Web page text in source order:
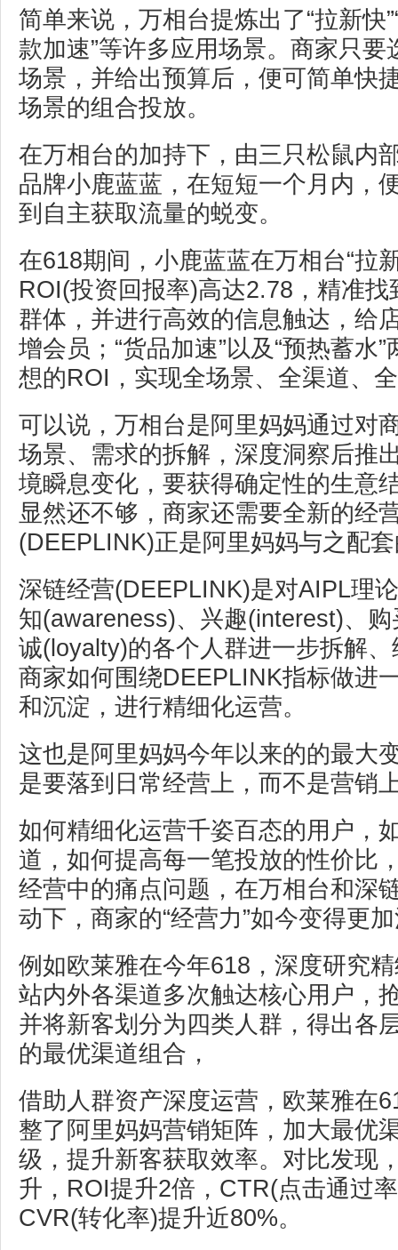
简单来说，万相台提炼出了“拉新快
款加速”等许多应用场景。商家只要
场景，并给出预算后，便可简单快
场景的组合投放。
在万相台的加持下，由三只松鼠内
品牌小鹿蓝蓝，在短短一个月内，
到自主获取流量的蜕变。
在618期间，小鹿蓝蓝在万相台“拉
ROI(投资回报率)高达2.78，精准
群体，并进行高效的信息触达，给
增会员；“货品加速”以及“预热蓄水
想的ROI，实现全场景、全渠道、
可以说，万相台是阿里妈妈通过对
场景、需求的拆解，深度洞察后推
境瞬息变化，要获得确定性的生意
显然还不够，商家还需要全新的经
(DEEPLINK)正是阿里妈妈与之配
深链经营(DEEPLINK)是对AIPL理
知(awareness)、兴趣(interest)、
诚(loyalty)的各个人群进一步拆解
商家如何围绕DEEPLINK指标做进
和沉淀，进行精细化运营。
这也是阿里妈妈今年以来的的最大
是要落到日常经营上，而不是营销
如何精细化运营千姿百态的用户，
道，如何提高每一笔投放的性价比
经营中的痛点问题，在万相台和深
动下，商家的“经营力”如今变得更
例如欧莱雅在今年618，深度研究
站内外各渠道多次触达核心用户，
并将新客划分为四类人群，得出各
的最优渠道组合，
借助人群资产深度运营，欧莱雅在
整了阿里妈妈营销矩阵，加大最优
级，提升新客获取效率。对比发现
升，ROI提升2倍，CTR(点击通过
CVR(转化率)提升近80%。